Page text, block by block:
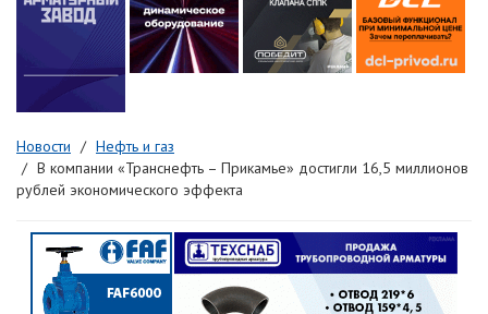
Новости
Нефть и газ
В компании «Транснефть – Прикамье» достигли 16,5 миллионов
рублей экономического эффекта